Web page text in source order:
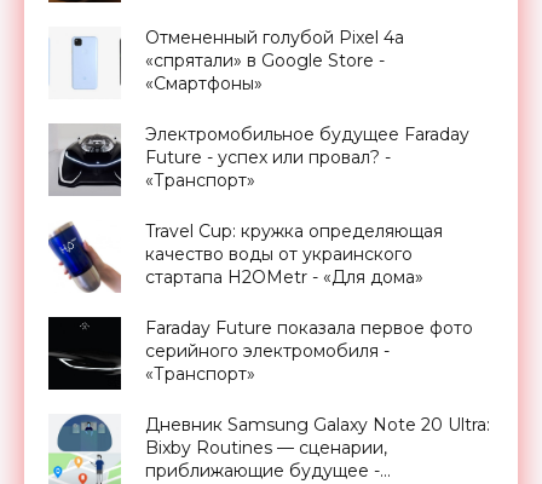
Отмененный голубой Pixel 4a
«спрятали» в Google Store -
«Смартфоны»
Электромобильное будущее Faraday
Future - успех или провал? -
«Транспорт»
Travel Cup: кружка определяющая
качество воды от украинского
стартапа H2OMetr - «Для дома»
Faraday Future показала первое фото
серийного электромобиля -
«Транспорт»
Дневник Samsung Galaxy Note 20 Ultra:
Bixby Routines — сценарии,
приближающие будущее -